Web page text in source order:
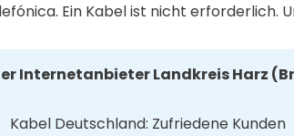
Ein Kabel ist nicht erforderlich.
Internetanbieter Landkreis Harz
Kabel Deutschland: Zufriedene Kunden